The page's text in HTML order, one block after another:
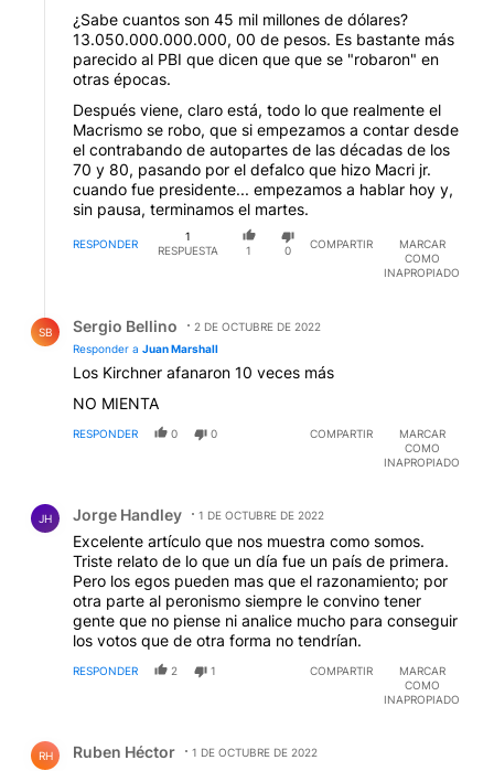
¿Sabe cuantos son 45 mil millones de dólares?
13.050.000.000.000, 00 de pesos. Es bastante más
parecido al PBI que dicen que que se "robaron" en
otras épocas.
Después viene, claro está, todo lo que realmente el
Macrismo se robo, que si empezamos a contar desde
el contrabando de autopartes de las décadas de los
70 y 80, pasando por el defalco que hizo Macri jr.
cuando fue presidente... empezamos a hablar hoy y,
sin pausa, terminamos el martes.
RESPONDER
1
RESPUESTA
1 0
COMPARTIR
MARCAR
COMO
INAPROPIADO
SB Sergio Bellino
2 DE OCTUBRE DE 2022
Responder a Juan Marshall
Los Kirchner afanaron 10 veces más
NO MIENTA
RESPONDER 0 0 COMPARTIR
MARCAR
COMO
INAPROPIADO
JH Jorge Handley 1 DE OCTUBRE DE 2022
Excelente artículo que nos muestra como somos.
Triste relato de lo que un día fue un país de primera.
Pero los egos pueden mas que el razonamiento; por
otra parte al peronismo siempre le convino tener
gente que no piense ni analice mucho para conseguir
los votos que de otra forma no tendrían.
RESPONDER 2 1 COMPARTIR
MARCAR
COMO
INAPROPIADO
RH Ruben Héctor 1 DE OCTUBRE DE 2022